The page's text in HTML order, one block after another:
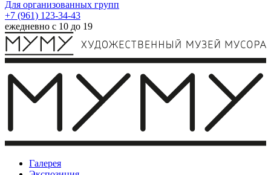
Для организованных групп
+7 (961) 123-34-43
ежедневно с 10 до 19
Галерея